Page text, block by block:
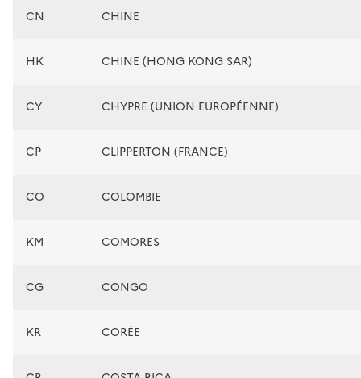
CN CHINE
HK CHINE (HONG KONG SAR)
CY CHYPRE (UNION EUROPÉENNE)
CP CLIPPERTON (FRANCE)
CO COLOMBIE
KM COMORES
CG CONGO
KR CORÉE